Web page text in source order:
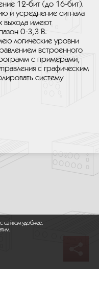
12-бит (до 16-бит).
и усреднение сигнала
выхода имеют
0-3,3 В.
логические уровни
встроенного
с примерами,
с графическим
систему
сайтом удобнее.